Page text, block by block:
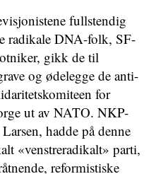
fullstendig
radikale DNA-folk, SF-
gikk de til
og ødelegge de anti-
for
ut av NATO. NKP-
hadde på denne
«venstreradikalt» parti,
reformistiske